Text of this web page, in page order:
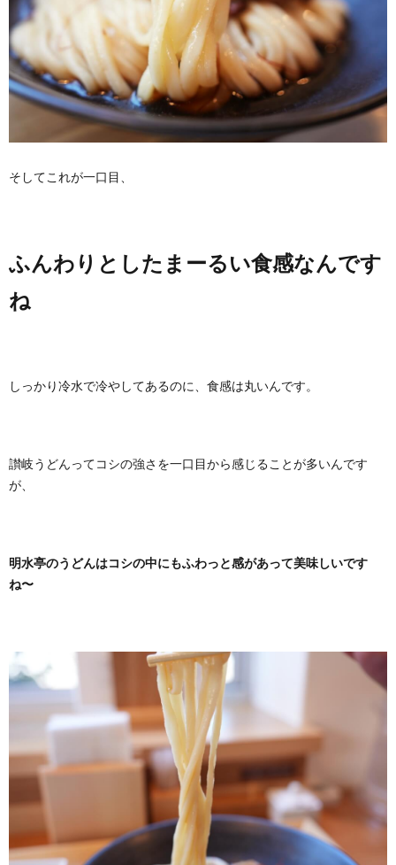
そしてこれが一口目、
ふんわりとしたまーるい食感なんです
ね
しっかり冷水で冷やしてあるのに、食感は丸いんです。
讃岐うどんってコシの強さを一口目から感じることが多いんです
が、
明水亭のうどんはコシの中にもふわっと感があって美味しいです
ね〜